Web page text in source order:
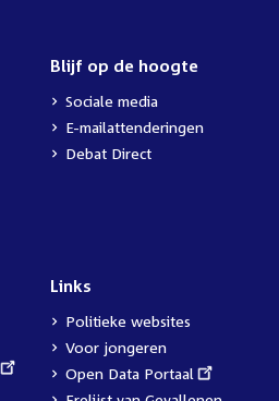
Blijf op de hoogte
Sociale media
E-mailattenderingen
Debat Direct
Links
Politieke websites
Voor jongeren
External
link:
Open Data Portaal